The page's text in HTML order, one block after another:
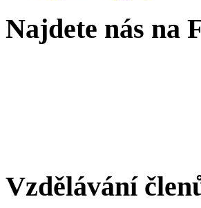
Najdete nás na
Vzdělávání